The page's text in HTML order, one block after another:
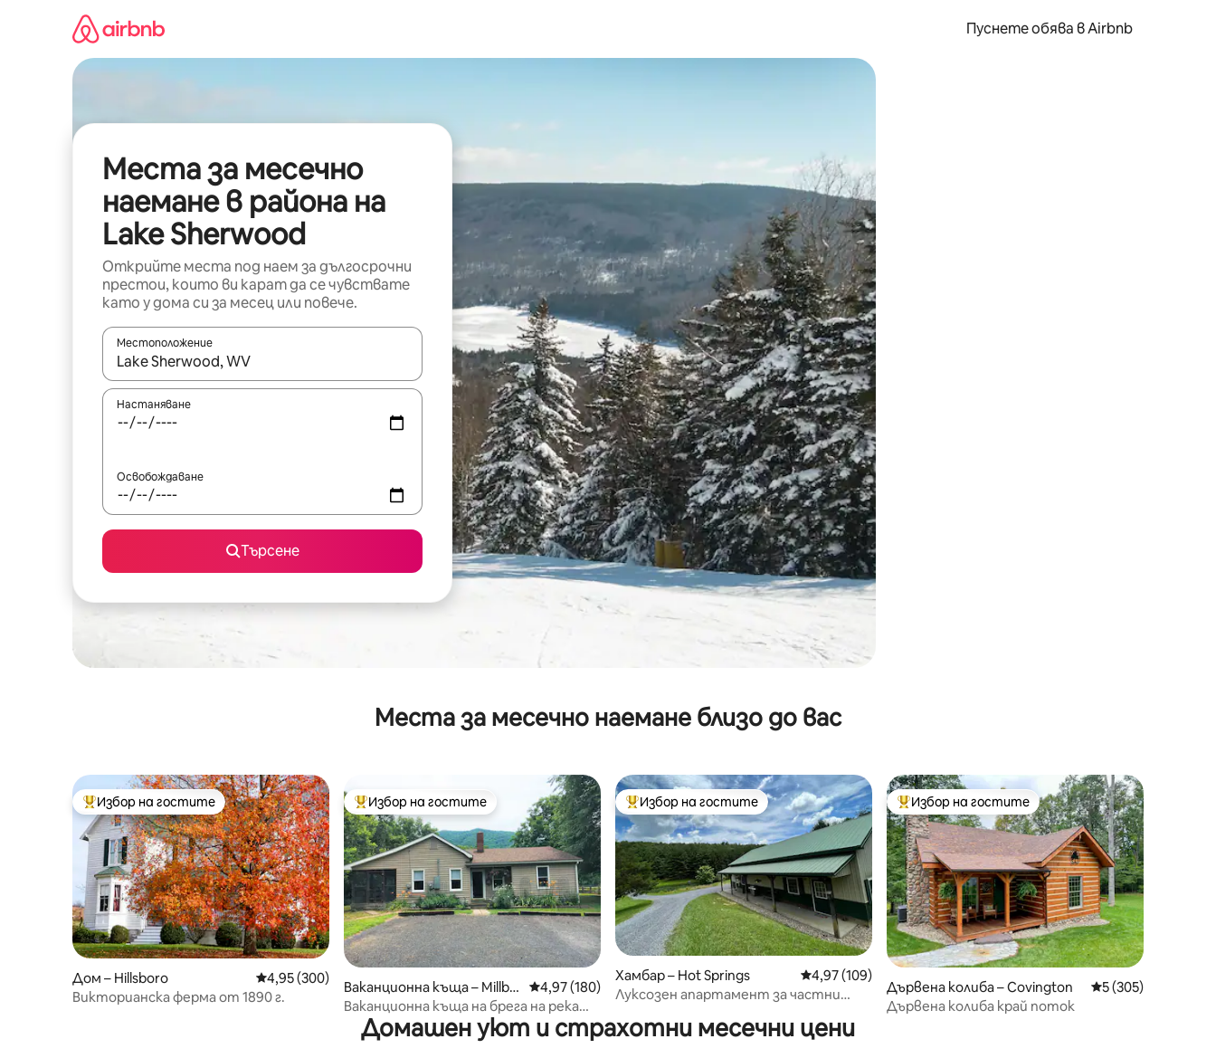
съдържанието
Пуснете обява в Airbnb
Места за месечно
наемане в района на
Lake Sherwood
Открийте места под наем за дългосрочни
престои, които ви карат да се чувствате
като у дома си за месец или повече.
Местоположение
Когато резултатите се покажат, използвайте клавишите със стрелки нагоре и надолу или навигирайте с докосване или плъзгане.
Настаняване
Освобождаване
Търсене
Места за месечно наемане близо до вас
Най-популярен избор на гостите
Избор на гостите
Дом – Hillsboro Средна оценка: 4,95 от 5, 300 отзива
4,95 (300)
Викторианска ферма от 1890 г.
Най-популярен избор на гостите
Избор на гостите
Ваканционна къща – Millbo
ro
Средна оценка: 4,97 от 5, 180 отзива
4,97 (180)
Ваканционна къща на брега на река
Каупасчър във ферма с площ 350 акра.
Най-популярен избор на гостите
Избор на гостите
Хамбар – Hot Springs Средна оценка: 4,97 от 5, 109 отзива
4,97 (109)
Луксозен апартамент за частни
Най-популярен избор на гостите
Избор на гостите
Дървена колиба – Covington Средна оценка: 5
5 (305)
Дървена колиба край поток
Домашен уют и страхотни месечни цени